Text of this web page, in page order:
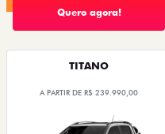
Quero agora!
TITANO
A PARTIR DE R$ 239.990,00